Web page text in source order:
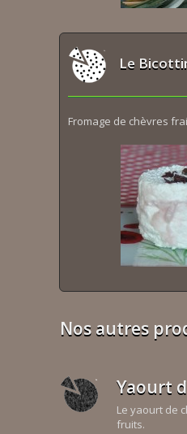
Le
Fromage de chèvres
Nos autres
Yaourt
Le yaourt de
fruits.